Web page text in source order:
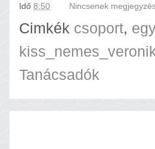
Idő 8:50 Nincsenek
Cimkék csoport,
Tanácsadók